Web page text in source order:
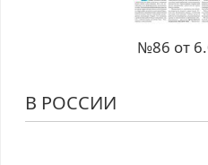
№86 от
В РОССИИ